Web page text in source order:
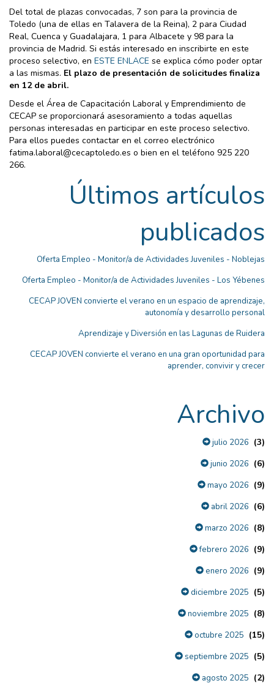
Del total de plazas convocadas, 7 son para la provincia de
Toledo (una de ellas en Talavera de la Reina), 2 para Ciudad
Real, Cuenca y Guadalajara, 1 para Albacete y 98 para la
provincia de Madrid. Si estás interesado en inscribirte en este
proceso selectivo, en ESTE ENLACE se explica cómo poder optar
a las mismas. El plazo de presentación de solicitudes finaliza
en 12 de abril.
Desde el Área de Capacitación Laboral y Emprendimiento de
CECAP se proporcionará asesoramiento a todas aquellas
personas interesadas en participar en este proceso selectivo.
Para ellos puedes contactar en el correo electrónico
fatima.laboral@cecaptoledo.es o bien en el teléfono 925 220
266.
Últimos artículos
publicados
Oferta Empleo - Monitor/a de Actividades Juveniles - Noblejas
Oferta Empleo - Monitor/a de Actividades Juveniles - Los Yébenes
CECAP JOVEN convierte el verano en un espacio de aprendizaje,
autonomía y desarrollo personal
Aprendizaje y Diversión en las Lagunas de Ruidera
CECAP JOVEN convierte el verano en una gran oportunidad para
aprender, convivir y crecer
Archivo
julio 2026 (3)
junio 2026 (6)
mayo 2026 (9)
abril 2026 (6)
marzo 2026 (8)
febrero 2026 (9)
enero 2026 (9)
diciembre 2025 (5)
noviembre 2025 (8)
octubre 2025 (15)
septiembre 2025 (5)
agosto 2025 (2)